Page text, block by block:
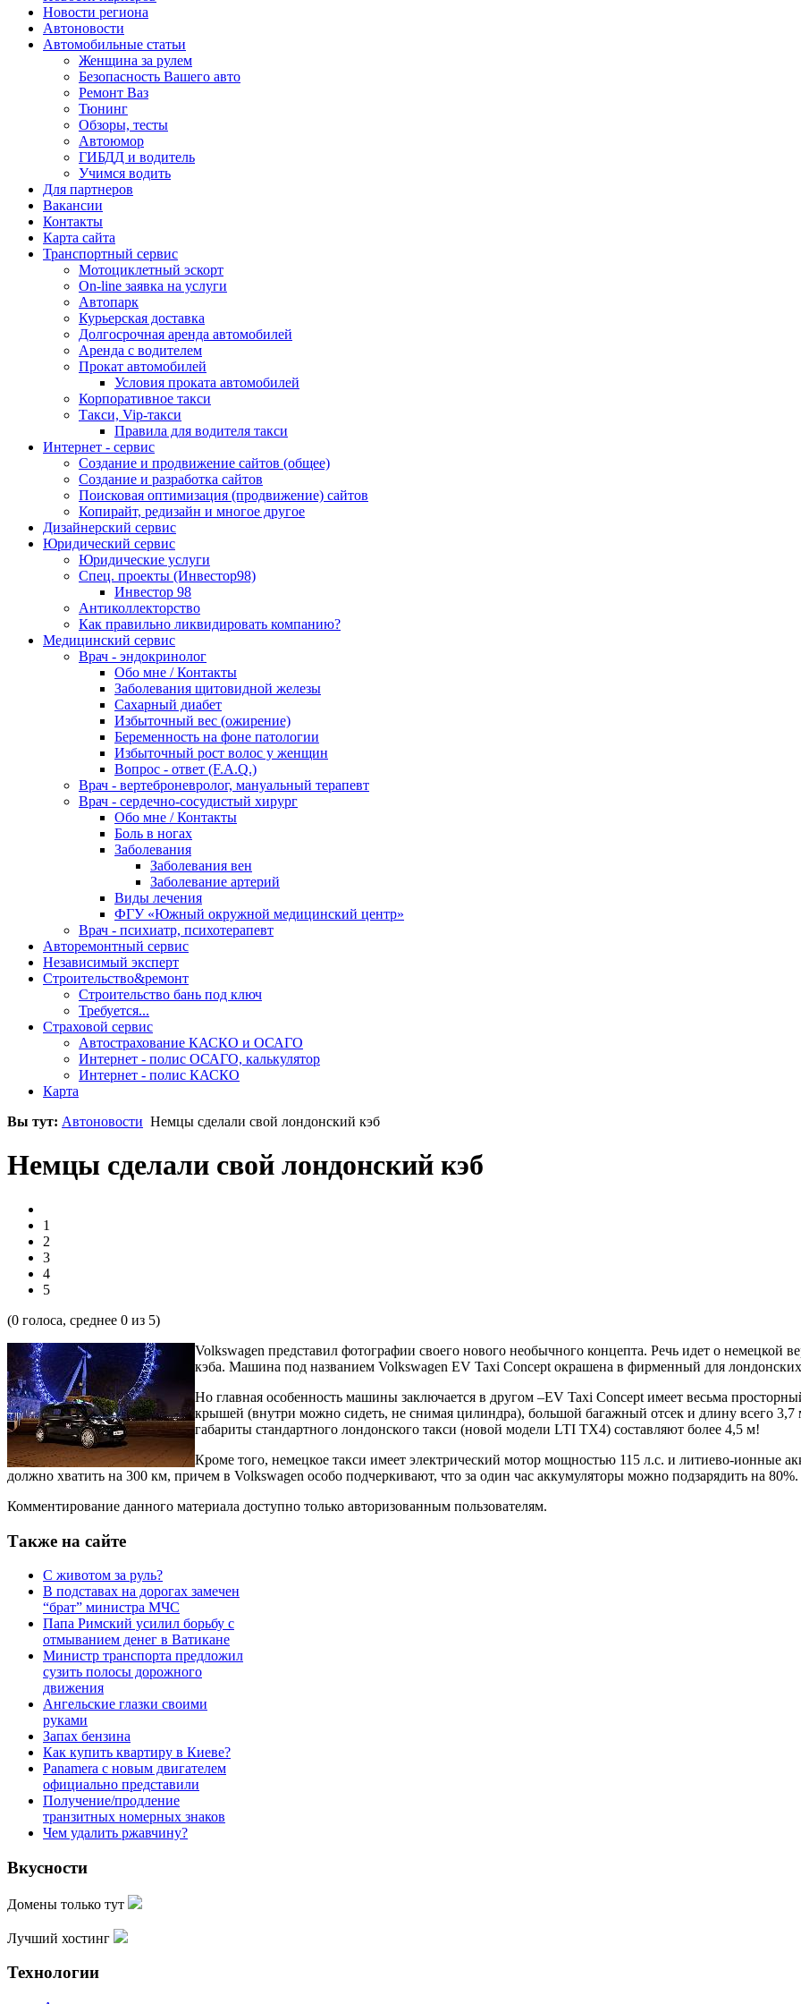
Новости региона
Автоновости
Автомобильные статьи
Женщина за рулем
Безопасность Вашего авто
Ремонт Ваз
Тюнинг
Обзоры, тесты
Автоюмор
ГИБДД и водитель
Учимся водить
Для партнеров
Вакансии
Контакты
Карта сайта
Транспортный сервис
Мотоциклетный эскорт
On-line заявка на услуги
Автопарк
Курьерская доставка
Долгосрочная аренда автомобилей
Аренда с водителем
Прокат автомобилей
Условия проката автомобилей
Корпоративное такси
Такси, Vip-такси
Правила для водителя такси
Интернет - сервис
Создание и продвижение сайтов (общее)
Создание и разработка сайтов
Поисковая оптимизация (продвижение) сайтов
Копирайт, редизайн и многое другое
Дизайнерский сервис
Юридический сервис
Юридические услуги
Спец. проекты (Инвестор98)
Инвестор 98
Антиколлекторство
Как правильно ликвидировать компанию?
Медицинский сервис
Врач - эндокринолог
Обо мне / Контакты
Заболевания щитовидной железы
Сахарный диабет
Избыточный вес (ожирение)
Беременность на фоне патологии
Избыточный рост волос у женщин
Вопрос - ответ (F.A.Q.)
Врач - вертеброневролог, мануальный терапевт
Врач - сердечно-сосудистый хирург
Обо мне / Контакты
Боль в ногах
Заболевания
Заболевания вен
Заболевание артерий
Виды лечения
ФГУ «Южный окружной медицинский центр»
Врач - психиатр, психотерапевт
Авторемонтный сервис
Независимый эксперт
Строительство&ремонт
Строительство бань под ключ
Требуется...
Страховой сервис
Автострахование КАСКО и ОСАГО
Интернет - полис ОСАГО, калькулятор
Интернет - полис КАСКО
Карта
Вы тут: Автоновости Немцы сделали свой лондонский кэб
Немцы сделали свой лондонский кэб
1
2
3
4
5
(0 голоса, среднее 0 из 5)
Volkswagen представил фотографии своего нового необычного концепта. Речь идет о немецкой
кэба. Машина под названием Volkswagen EV Taxi Concept окрашена в фирменный для
Но главная особенность машины заключается в другом –EV Taxi Concept имеет весьма
крышей (внутри можно сидеть, не снимая цилиндра), большой багажный отсек и длину всего 3,7
габариты стандартного лондонского такси (новой модели LTI TX4) составляют более 4,5 м!
Кроме того, немецкое такси имеет электрический мотор мощностью 115 л.с. и литиево-ионные
должно хватить на 300 км, причем в Volkswagen особо подчеркивают, что за один час аккумуляторы можно подзарядить на 80%.
Комментирование данного материала доступно только авторизованным пользователям.
Также на сайте
С животом за руль?
В подставах на дорогах замечен
“брат” министра МЧС
Папа Римский усилил борьбу с
отмыванием денег в Ватикане
Министр транспорта предложил
сузить полосы дорожного
движения
Ангельские глазки своими
руками
Запах бензина
Как купить квартиру в Киеве?
Panamera с новым двигателем
официально представили
Получение/продление
транзитных номерных знаков
Чем удалить ржавчину?
Вкусности
Домены только тут
Лучший хостинг
Технологии